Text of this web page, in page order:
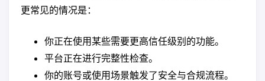
更常见的情况是：
你正在使用某些需要更高信任级别的功能。
平台正在进行完整性检查。
你的账号或使用场景触发了安全与合规流程。